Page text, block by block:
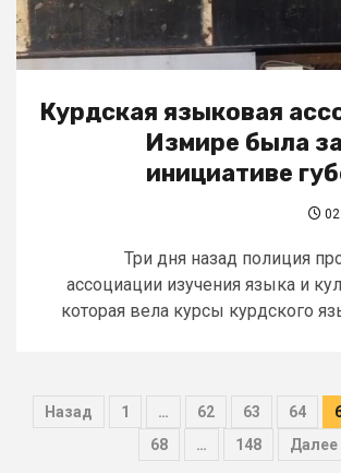
Курдская языковая
Измире была
инициативе
Три дня назад полиция
ассоциации изучения языка и
которая вела курсы курдского
Назад 1 … 62 63 64
68
… 148 Далее